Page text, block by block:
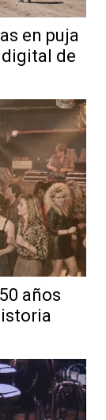
en puja
de
años